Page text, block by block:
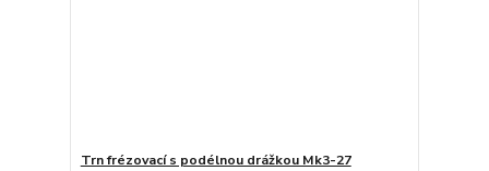
Trn frézovací s podélnou drážkou Mk3-27